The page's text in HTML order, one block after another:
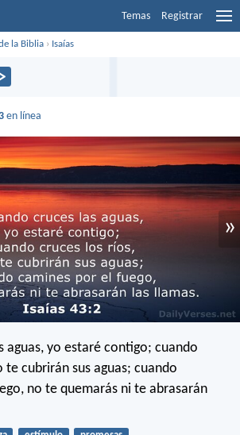
Temas Registrar
la Biblia › Isaías
en línea
»
aguas, yo estaré contigo; cuando
te cubrirán sus aguas; cuando
no te quemarás ni te abrasarán